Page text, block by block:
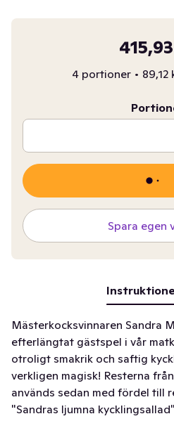
4 portioner •
Spara egen
Mästerkocksvinnaren Sandra
efterlängtat gästspel i vår
otroligt smakrik och saftig
verkligen magisk! Resterna
används sedan med fördel till
"Sandras ljumna kycklingsallad"